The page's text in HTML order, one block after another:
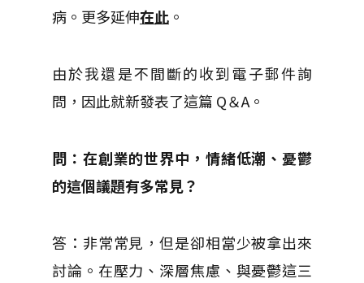
病。更多延伸在此 。
由於我還是不間斷的收到電子郵件詢
問，因此就新發表了這篇 Q＆A。
問：在創業的世界中，情緒低潮、憂鬱
的這個議題有多常見？
答：非常常見，但是卻相當少被拿出來
討論。在壓力、深層焦慮、與憂鬱這三